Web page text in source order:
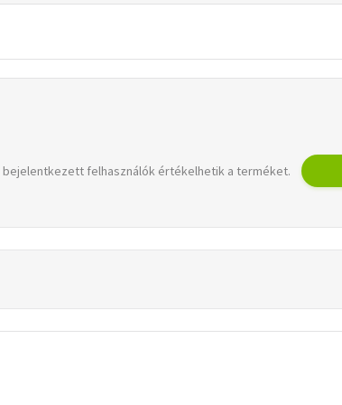
bejelentkezett felhasználók értékelhetik a terméket.